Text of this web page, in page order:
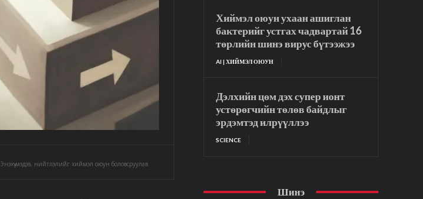
Энэхүү мэдээ, нийтлэлийг хиймэл оюун боловсруулав.
Хиймэл оюун ухаан ашиглан
бактерийг устгах чадвартай 16
төрлийн шинэ вирус бүтээжээ
AI | ХИЙМЭЛ ОЮУН
Дэлхийн цөм дэх супер ионт
устөрөгчийн төлөв байдлыг
эрдэмтэд илрүүллээ
SCIENCE
Шинэ